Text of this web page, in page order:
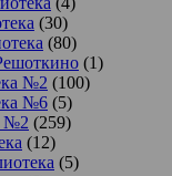
(30)
(80)
(1)
№2 (100)
№6 (5)
№2 (259)
(12)
(5)